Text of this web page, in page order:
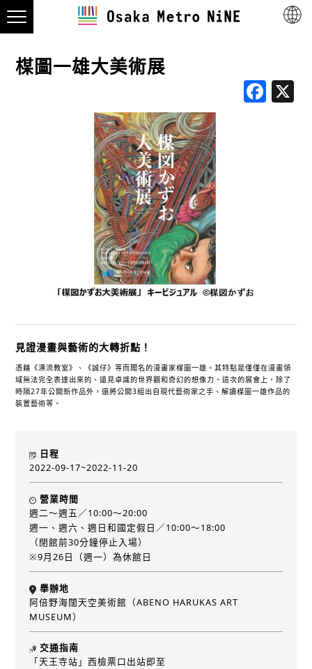
楳圖一雄大美術展
見證漫畫與藝術的大轉折點！
憑藉《漂流教室》、《誠仔》等而聞名的漫畫家楳圖一雄。其特點是僅僅在漫畫領
域無法完全表達出來的、遠見卓識的世界觀和奇幻的想像力。這次的展會上，除了
時隔27年公開新作品外，還將公開3組出自現代藝術家之手、解讀楳圖一雄作品的
裝置藝術等。
日程
2022-09-17~2022-11-20
營業時間
週二～週五／10:00～20:00
週一、週六、週日和國定假日／10:00～18:00
（閉館前30分鐘停止入場）
※9月26日（週一）為休館日
舉辦地
阿倍野海闊天空美術館（ABENO HARUKAS ART
MUSEUM）
交通指南
「天王寺站」西檢票口出站即至